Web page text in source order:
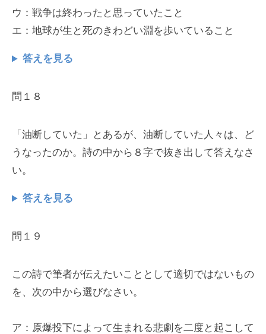
ウ：戦争は終わったと思っていたこと
エ：地球が生と死のきわどい淵を歩いていること
答えを見る
問１８
「油断していた」とあるが、油断していた人々は、ど
うなったのか。詩の中から８字で抜き出して答えなさ
い。
答えを見る
問１９
この詩で筆者が伝えたいこととして適切ではないもの
を、次の中から選びなさい。
ア：原爆投下によって生まれる悲劇を二度と起こして